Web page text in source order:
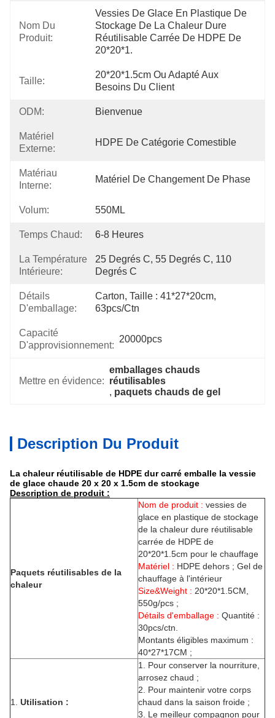
Nom Du
Produit:
Vessies De Glace En Plastique De
Stockage De La Chaleur Dure
Réutilisable Carrée De HDPE De
20*20*1.
Taille:
20*20*1.5cm Ou Adapté Aux
Besoins Du Client
ODM: Bienvenue
Matériel
Externe:
HDPE De Catégorie Comestible
Matériau
Interne:
Matériel De Changement De Phase
Volum: 550ML
Temps Chaud: 6-8 Heures
La Température
Intérieure:
25 Degrés C, 55 Degrés C, 110
Degrés C
Détails
D'emballage:
Carton, Taille : 41*27*20cm,
63pcs/ctn
Capacité
D'approvisionnement:
20000pcs
Mettre en évidence:
emballages chauds
réutilisables
, paquets chauds de gel
Description Du Produit
La chaleur réutilisable de HDPE dur carré emballe la vessie
de glace chaude 20 x 20 x 1.5cm de stockage
Description de produit :
Paquets réutilisables de la
chaleur
Nom de produit : vessies de
glace en plastique de stockage
de la chaleur dure réutilisable
carrée de HDPE de
20*20*1.5cm pour le chauffage
Matériel : HDPE dehors ; Gel de
chauffage à l'intérieur
Size&Weight : 20*20*1.5CM,
550g/pcs ;
Détails d'emballage : Quantité :
30pcs/ctn.
Montants éligibles maximum :
40*27*17CM ;
1. Utilisation :
1. Pour conserver la nourriture,
arrosez chaud ;
2. Pour maintenir votre corps
chaud dans la saison froide ;
3. Le meilleur compagnon pour